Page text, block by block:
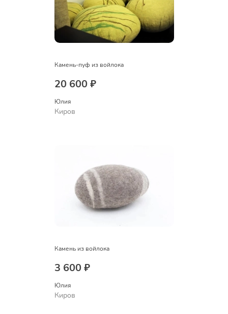
Камень-пуф из войлока
20 600 ₽
Юлия
Киров
Камень из войлока
3 600 ₽
Юлия
Киров